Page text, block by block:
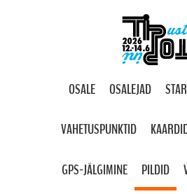
OSALE OSALEJAD
VAHETUSPUNKTID
GPS-JÄLGIMINE PILDID